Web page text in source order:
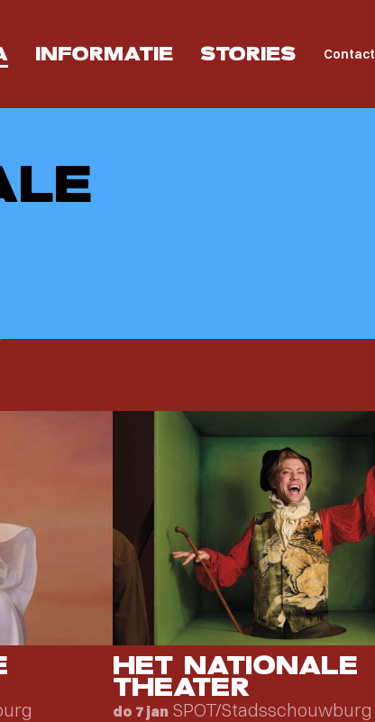
INFORMATIE STORIES Contact
HET NATIONALE
THEATER
do 7 jan SPOT/Stadsschouwburg